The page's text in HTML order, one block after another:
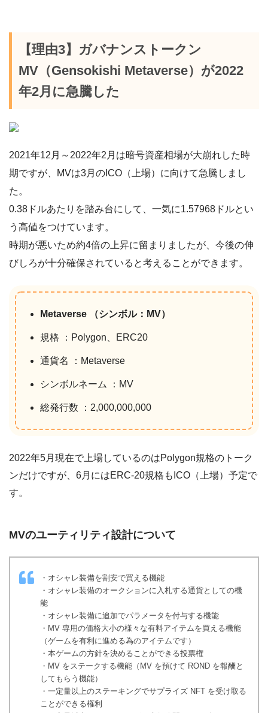
【理由3】ガバナンストークン
MV（Gensokishi Metaverse）が2022
年2月に急騰した
2021年12月～2022年2月は暗号資産相場が大崩れした時
期ですが、MVは3月のICO（上場）に向けて急騰しまし
た。
0.38ドルあたりを踏み台にして、一気に1.57968ドルとい
う高値をつけています。
時期が悪いため約4倍の上昇に留まりましたが、今後の伸
びしろが十分確保されていると考えることができます。
Metaverse （シンボル：MV）
規格 ：Polygon、ERC20
通貨名 ：Metaverse
シンボルネーム ：MV
総発行数 ：2,000,000,000
2022年5月現在で上場しているのはPolygon規格のトーク
ンだけですが、6月にはERC-20規格もICO（上場）予定で
す。
MVのユーティリティ設計について
・オシャレ装備を割安で買える機能
・オシャレ装備のオークションに入札する通貨としての機
能
・オシャレ装備に追加でパラメータを付与する機能
・MV 専用の価格大小の様々な有料アイテムを買える機能
（ゲームを有利に進める為のアイテムです）
・本ゲームの方針を決めることができる投票権
・MV をステークする機能（MV を預けて ROND を報酬と
してもらう機能）
・一定量以上のステーキングでサプライズ NFT を受け取る
ことができる権利